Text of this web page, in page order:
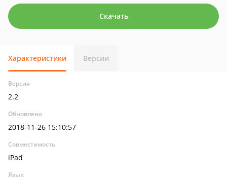
Скачать
Характеристики Версии
Версия
2.2
Обновлено
2018-11-26 15:10:57
Совместимость
iPad
Язык